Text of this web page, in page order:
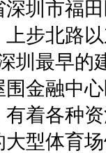
市福田
步北路
圳最早的
金融中
各种资
型体育